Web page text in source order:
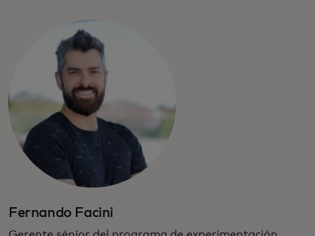
Fernando Facini